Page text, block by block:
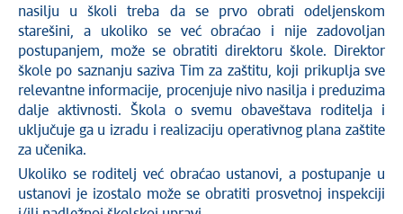
nasilju u školi treba da se prvo obrati odeljenskom
starešini, a ukoliko se već obraćao i nije zadovoljan
postupanjem, može se obratiti direktoru škole. Direktor
škole po saznanju saziva Tim za zaštitu, koji prikuplja sve
relevantne informacije, procenjuje nivo nasilja i preduzima
dalje aktivnosti. Škola o svemu obaveštava roditelja i
uključuje ga u izradu i realizaciju operativnog plana zaštite
za učenika.
Ukoliko se roditelj već obraćao ustanovi, a postupanje u
ustanovi je izostalo može se obratiti prosvetnoj inspekciji